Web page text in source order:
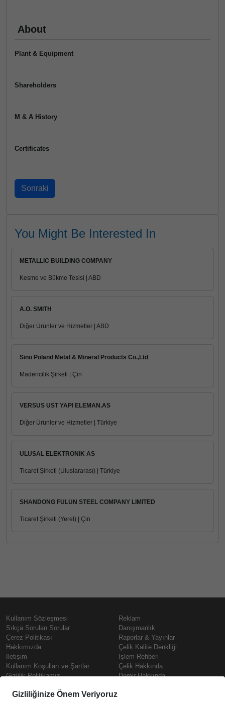
About
Plant & Equipment
Shareholders
M & A History
Certificates
You Might Be Interested In
METALLIC BUILDING COMPANY
Kesme ve Bükme Tesisi | ABD
A.O. SMITH
Diğer Ürünler ve Hizmetler | ABD
Sino Poland Metal & Mineral Products Co.,Ltd
Madencilik Şirketi | Çin
VERSUS UST YAPI ELEMAN.AS
Diğer Ürünler ve Hizmetler | Türkiye
ULUSAL ELEKTRONIK AS
Ticaret Şirketi (Uluslararası) | Türkiye
SHANDONG FULUN STEEL COMPANY LIMITED
Ticaret Şirketi (Yerel) | Çin
Kullanım Sözleşmesi
Sıkça Sorulan Sorular
Çerez Politikası
Hakkımızda
İletişim
Kullanım Koşulları ve Şartlar
Gizlilik Politikamız
Prime
Reklam
Danışmanlık
Raporlar & Yayınlar
Çelik Kalite Denkliği
İşlem Rehberi
Çelik Hakkında
Demir Hakkında